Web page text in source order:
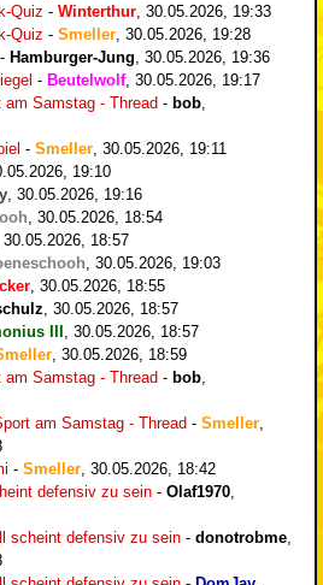
Quiz - Winterthur 30.05.2026, 19:33
Quiz - Smeller 30.05.2026, 19:28
- Hamburger-Jung 30.05.2026, 19:36
- Beutelwolf, 30.05.2026, 19:17
am Samstag - Thread - bob
- Smeller 30.05.2026, 19:11
19:10
30.05.2026, 19:16
30.05.2026, 18:54
30.05.2026, 18:57
30.05.2026, 19:03
30.05.2026, 18:55
30.05.2026, 18:57
III
30.05.2026, 18:57
30.05.2026, 18:59
am Samstag - Thread - bob
am Samstag - Thread - Smeller
- Smeller 30.05.2026, 18:42
defensiv zu sein - Olaf1970
scheint defensiv zu sein - donotrobme